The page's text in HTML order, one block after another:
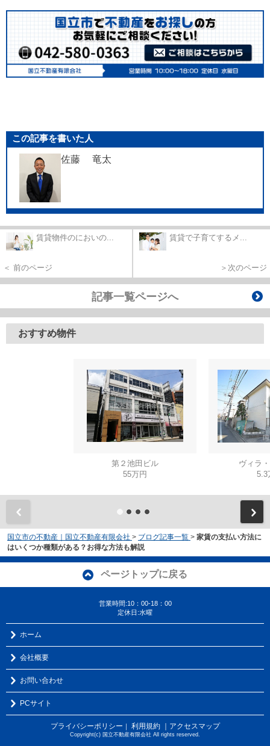
この記事を書いた人
佐藤 竜太
賃貸物件のにおいの...
＜ 前のページ
賃貸で子育てするメ...
＞次のページ
記事一覧ページへ
おすすめ物件
第２池田ビル
55万円
ヴィラ
5.3
国立市の不動産｜国立不動産有限会社 > ブログ記事一覧 > 家賃の支払い方法に
はいくつか種類がある？お得な方法も解説
ページトップに戻る
営業時間:10：00-18：00
定休日:水曜
ホーム
会社概要
お問い合わせ
PCサイト
プライバシーポリシー 利用規約 ｜アクセスマップ
Copyright(c) 国立不動産有限会社 All rights reserved.